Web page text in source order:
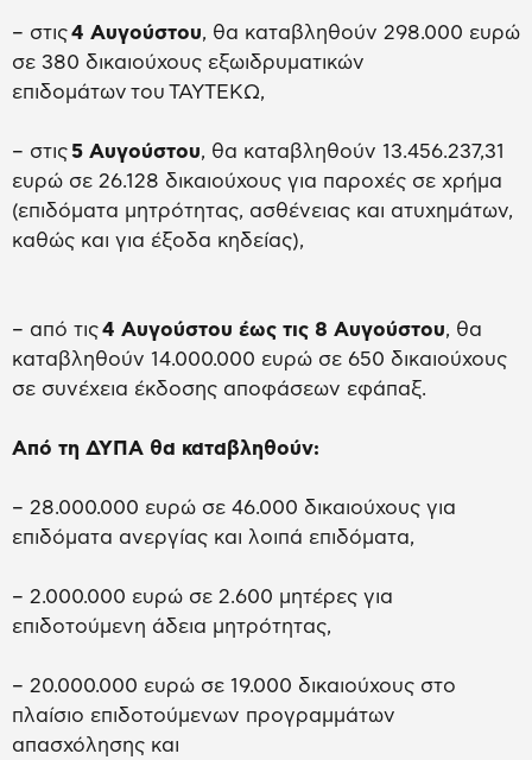
– στις4 Αυγούστου, θα καταβληθούν 298.000 ευρώ
σε 380 δικαιούχους εξωιδρυματικών
επιδομάτων του ΤΑΥΤΕΚΩ,
– στις5 Αυγούστου, θα καταβληθούν 13.456.237,31
ευρώ σε 26.128 δικαιούχους για παροχές σε χρήμα
(επιδόματα μητρότητας, ασθένειας και ατυχημάτων,
καθώς και για έξοδα κηδείας),
– από τις4 Αυγούστου έως τις 8 Αυγούστου, θα
καταβληθούν 14.000.000 ευρώ σε 650 δικαιούχους
σε συνέχεια έκδοσης αποφάσεων εφάπαξ.
Από τη ΔΥΠΑ θα καταβληθούν:
– 28.000.000 ευρώ σε 46.000 δικαιούχους για
επιδόματα ανεργίας και λοιπά επιδόματα,
– 2.000.000 ευρώ σε 2.600 μητέρες για
επιδοτούμενη άδεια μητρότητας,
– 20.000.000 ευρώ σε 19.000 δικαιούχους στο
πλαίσιο επιδοτούμενων προγραμμάτων
απασχόλησης και